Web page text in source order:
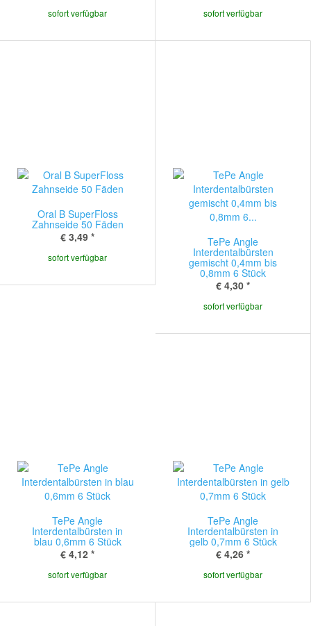
sofort verfügbar sofort verfügbar
Oral B SuperFloss
Zahnseide 50 Fäden
€ 3,49 *
sofort verfügbar
TePe Angle
Interdentalbürsten
gemischt 0,4mm bis
0,8mm 6 Stück
€ 4,30 *
sofort verfügbar
TePe Angle
Interdentalbürsten in
blau 0,6mm 6 Stück
€ 4,12 *
sofort verfügbar
TePe Angle
Interdentalbürsten in
gelb 0,7mm 6 Stück
€ 4,26 *
sofort verfügbar